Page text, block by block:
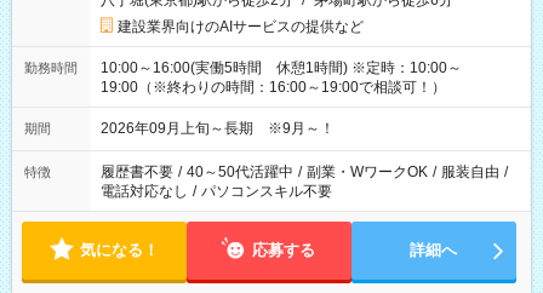
建設業界向けのAIサービスの提供など
勤務時間
10:00～16:00(実働5時間 休憩1時間) ※定時：10:00～
19:00（※終わりの時間：16:00～19:00で相談可！）
期間 2026年09月上旬～長期 ※9月～！
特徴 履歴書不要 / 40～50代活躍中 / 副業・WワークOK / 服装自由 /
電話対応なし / パソコンスキル不要
気になる！ 応募する 詳細へ